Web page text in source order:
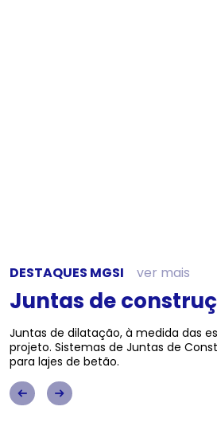
DESTAQUES MGSI ver mais
Juntas de
Juntas de dilatação, à medida das
projeto. Sistemas de Juntas de
para lajes de betão.